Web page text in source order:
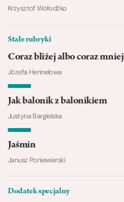
Krzysztof Wołodźko
Stałe rubryki
Coraz bliżej albo coraz mniej
Józefa Hennelowa
Jak balonik z balonikiem
Justyna Bargielska
Jaśmin
Janusz Poniewierski
Dodatek specjalny